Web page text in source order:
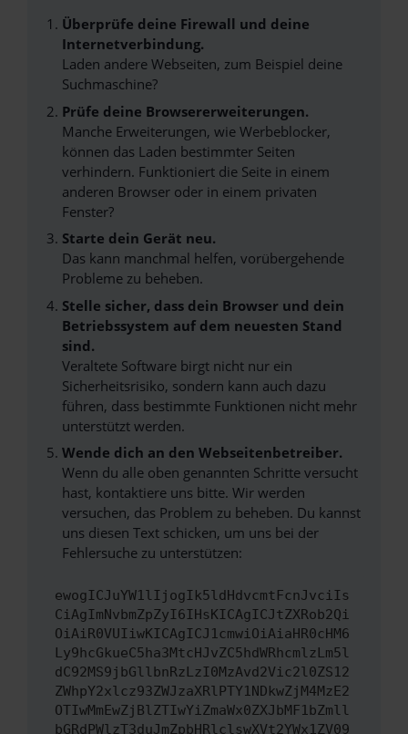
Überprüfe deine Firewall und deine
Internetverbindung.
Laden andere Webseiten, zum Beispiel deine
Suchmaschine?
Prüfe deine Browsererweiterungen.
Manche Erweiterungen, wie Werbeblocker,
können das Laden bestimmter Seiten
verhindern. Funktioniert die Seite in einem
anderen Browser oder in einem privaten
Fenster?
Starte dein Gerät neu.
Das kann manchmal helfen, vorübergehende
Probleme zu beheben.
Stelle sicher, dass dein Browser und dein
Betriebssystem auf dem neuesten Stand
sind.
Veraltete Software birgt nicht nur ein
Sicherheitsrisiko, sondern kann auch dazu
führen, dass bestimmte Funktionen nicht mehr
unterstützt werden.
Wende dich an den Webseitenbetreiber.
Wenn du alle oben genannten Schritte versucht
hast, kontaktiere uns bitte. Wir werden
versuchen, das Problem zu beheben. Du kannst
uns diesen Text schicken, um uns bei der
Fehlersuche zu unterstützen:
ewogICJuYW1lIjogIk5ldHdvcmtFcnJvciIs
CiAgImNvbmZpZyI6IHsKICAgICJtZXRob2Qi
OiAiR0VUIiwKICAgICJ1cmwiOiAiaHR0cHM6
Ly9hcGkueC5ha3MtcHJvZC5hdWRhcmlzLm5l
dC92MS9jbGllbnRzLzI0MzAvd2Vic2l0ZS12
ZWhpY2xlcz93ZWJzaXRlPTY1NDkwZjM4MzE2
OTIwMmEwZjBlZTIwYiZmaWx0ZXJbMF1bZmll
bGRdPWlzT3duJmZpbHRlclswXVt2YWx1ZV09